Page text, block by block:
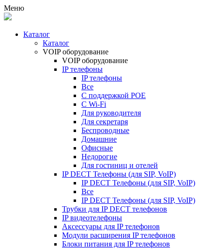
Меню
Каталог
Каталог
VOIP оборудование
VOIP оборудование
IP телефоны
IP телефоны
Все
С поддержкой POE
C Wi-Fi
Для руководителя
Для секретаря
Беспроводные
Домашние
Офисные
Недорогие
Для гостиниц и отелей
IP DECT Телефоны (для SIP, VoIP)
IP DECT Телефоны (для SIP, VoIP)
Все
IP DECT Телефоны (для SIP, VoIP)
Трубки для IP DECT телефонов
IP видеотелефоны
Аксессуары для IP телефонов
Модули расширения IP телефонов
Блоки питания для IP телефонов